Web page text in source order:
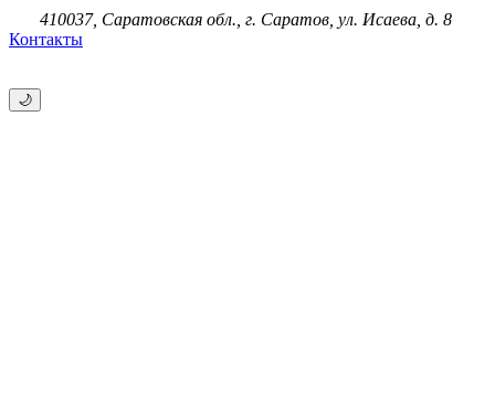
410037, Саратовская обл., г. Саратов, ул. Исаева, д. 8
Контакты
🌙